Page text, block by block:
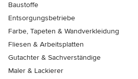
Baustoffe
Entsorgungsbetriebe
Farbe, Tapeten & Wandverkleidung
Fliesen & Arbeitsplatten
Gutachter & Sachverständige
Maler & Lackierer